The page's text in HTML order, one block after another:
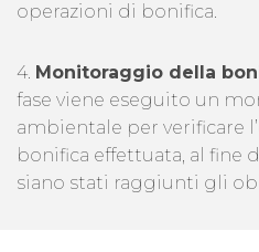
operazioni di bonifica.
4. Monitoraggio della
fase viene eseguito un
ambientale per verificare
bonifica effettuata, al fine
siano stati raggiunti gli